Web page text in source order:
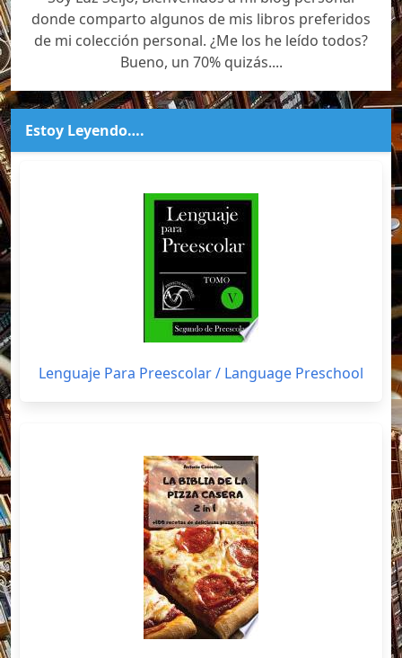
donde comparto algunos de mis libros preferidos
de mi colección personal. ¿Me los he leído todos?
Bueno, un 70% quizás....
Estoy Leyendo….
Lenguaje Para Preescolar / Language Preschool